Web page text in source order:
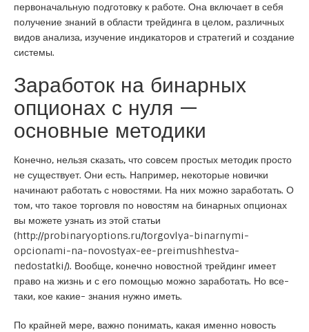
первоначальную подготовку к работе. Она включает в себя
получение знаний в области трейдинга в целом, различных
видов анализа, изучение индикаторов и стратегий и создание
системы.
Заработок на бинарных
опционах с нуля —
основные методики
Конечно, нельзя сказать, что совсем простых методик просто
не существует. Они есть. Например, некоторые новички
начинают работать с новостями. На них можно заработать. О
том, что такое торговля по новостям на бинарных опционах
вы можете узнать из этой статьи
(http://probinaryoptions.ru/torgovlya-binarnymi-
opcionami-na-novostyax-ee-preimushhestva-
nedostatki/). Вообще, конечно новостной трейдинг имеет
право на жизнь и с его помощью можно заработать. Но все-
таки, кое какие- знания нужно иметь.
По крайней мере, важно понимать, какая именно новость